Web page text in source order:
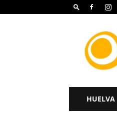
Huelva
Costa
HUELVA